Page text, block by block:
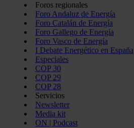
Foros regionales
Foro Andaluz de Energía
Foro Catalán de Energía
Foro Gallego de Energía
Foro Vasco de Energía
I Debate Energético en España
Especiales
COP 30
COP 29
COP 28
Servicios
Newsletter
Media kit
ON | Podcast